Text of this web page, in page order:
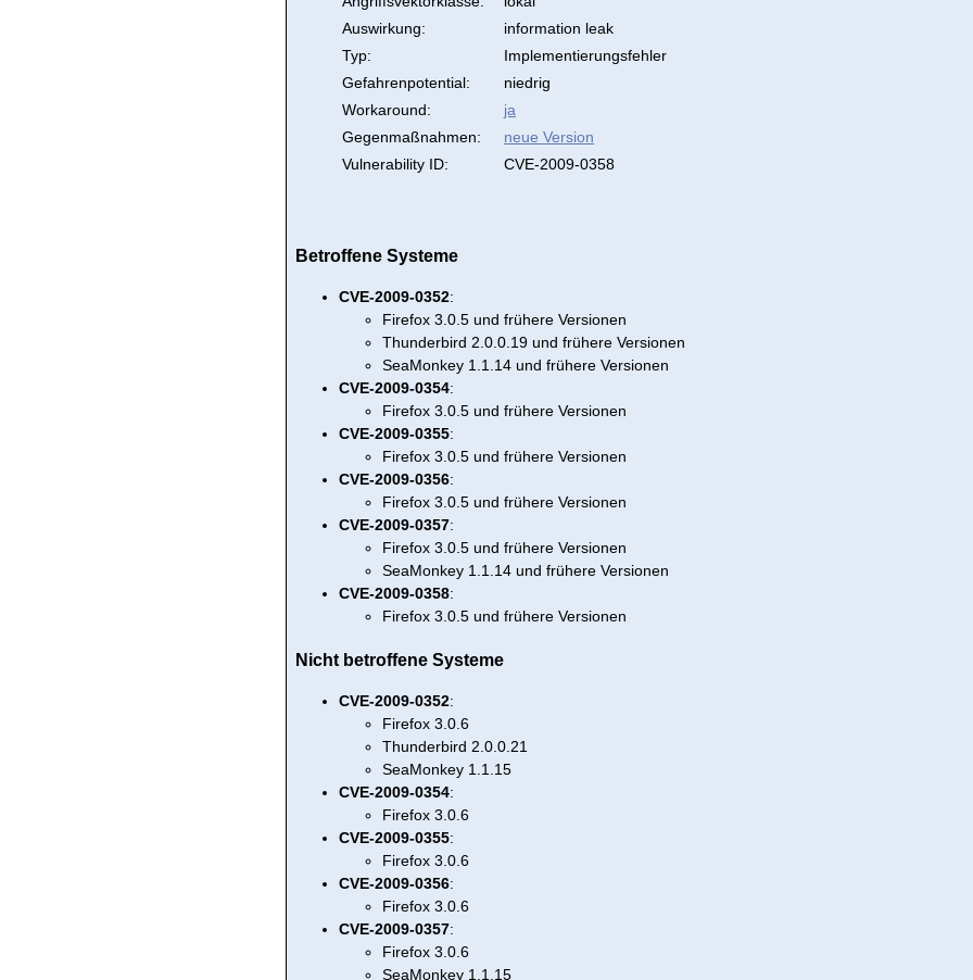
Auswirkung:
information leak
Typ:
Implementierungsfehler
Gefahrenpotential:
niedrig
Workaround:
ja
Gegenmaßnahmen:
neue Version
Vulnerability ID:
CVE-2009-0358
Betroffene Systeme
CVE-2009-0352:
Firefox 3.0.5 und frühere Versionen
Thunderbird 2.0.0.19 und frühere Versionen
SeaMonkey 1.1.14 und frühere Versionen
CVE-2009-0354:
Firefox 3.0.5 und frühere Versionen
CVE-2009-0355:
Firefox 3.0.5 und frühere Versionen
CVE-2009-0356:
Firefox 3.0.5 und frühere Versionen
CVE-2009-0357:
Firefox 3.0.5 und frühere Versionen
SeaMonkey 1.1.14 und frühere Versionen
CVE-2009-0358:
Firefox 3.0.5 und frühere Versionen
Nicht betroffene Systeme
CVE-2009-0352:
Firefox 3.0.6
Thunderbird 2.0.0.21
SeaMonkey 1.1.15
CVE-2009-0354:
Firefox 3.0.6
CVE-2009-0355:
Firefox 3.0.6
CVE-2009-0356:
Firefox 3.0.6
CVE-2009-0357:
Firefox 3.0.6
SeaMonkey 1.1.15